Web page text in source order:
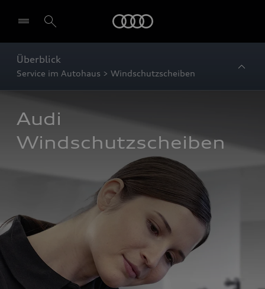
Überblick
Service im Autohaus > Windschutzscheiben
Audi
Windschutzscheiben